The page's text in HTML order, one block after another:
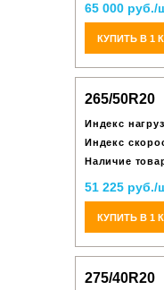
65 000 руб./
КУПИТЬ В 1
265/50R20
Индекс
Индекс
Наличие
51 225 руб./
КУПИТЬ В 1
275/40R20